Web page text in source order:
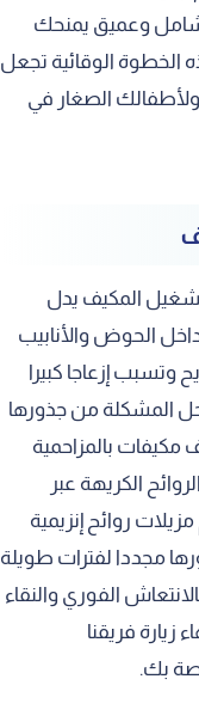
شامل وعميق يمنحك
الخطوة الوقائية تجعل
الصغار في
تشغيل المكيف يدل
الحوض والأنابيب
وتسبب إزعاجا كبيرا
المشكلة من جذورها
بالمزاحمية
الكريهة عبر
روائح إنزيمية
مجددا لفترات طويلة
الفوري والنقاء
زيارة فريقنا
بك.